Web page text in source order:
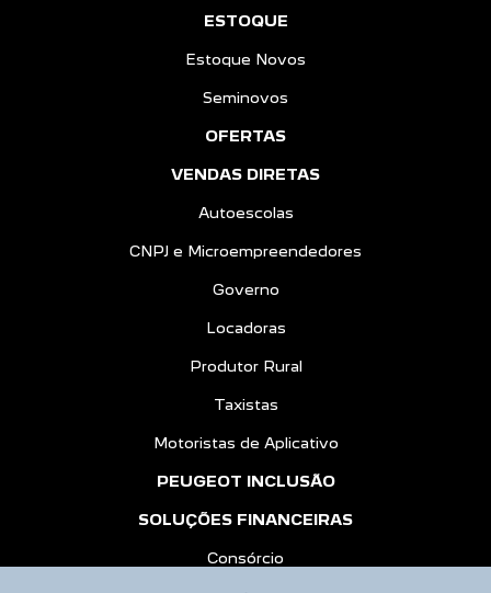
ESTOQUE
Estoque Novos
Seminovos
OFERTAS
VENDAS DIRETAS
Autoescolas
CNPJ e Microempreendedores
Governo
Locadoras
Produtor Rural
Taxistas
Motoristas de Aplicativo
PEUGEOT INCLUSÃO
SOLUÇÕES FINANCEIRAS
Consórcio